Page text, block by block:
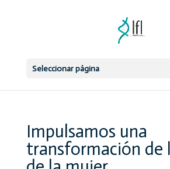
Seleccionar página
Impulsamos una
transformación de